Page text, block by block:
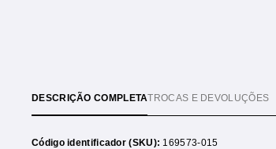
DESCRIÇÃO COMPLETATROCAS E DEVOLUÇÕES
Código identificador (SKU): 169573-015